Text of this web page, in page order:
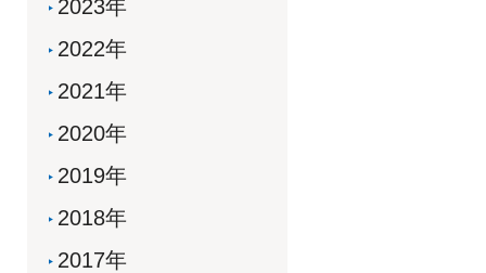
2023年
2022年
2021年
2020年
2019年
2018年
2017年